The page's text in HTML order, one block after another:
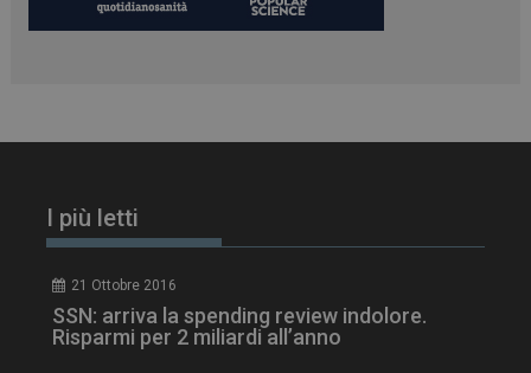
I più letti
21 Ottobre 2016
SSN: arriva la spending review indolore.
Risparmi per 2 miliardi all’anno
tracking-sites-
ironfish-session-id
www.dailyhealthindustry.it